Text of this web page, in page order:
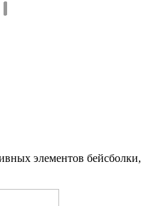
элементов бейсболки,